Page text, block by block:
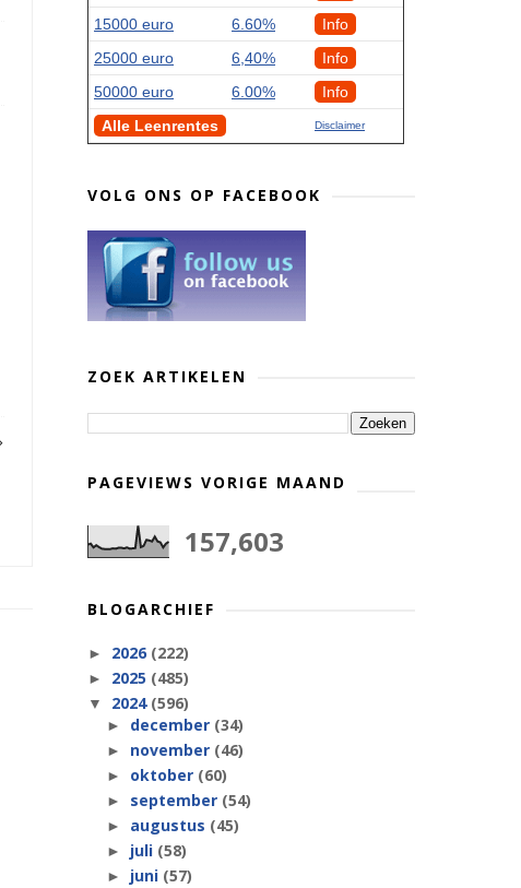
15000 euro
6.60%
Info
25000 euro
6,40%
Info
50000 euro
6.00%
Info
Alle Leenrentes
Disclaimer
VOLG ONS OP FACEBOOK
ZOEK ARTIKELEN
PAGEVIEWS VORIGE MAAND
157,603
BLOGARCHIEF
► 2026 (222)
► 2025 (485)
▼ 2024 (596)
► december (34)
► november (46)
► oktober (60)
► september (54)
► augustus (45)
► juli (58)
► juni (57)